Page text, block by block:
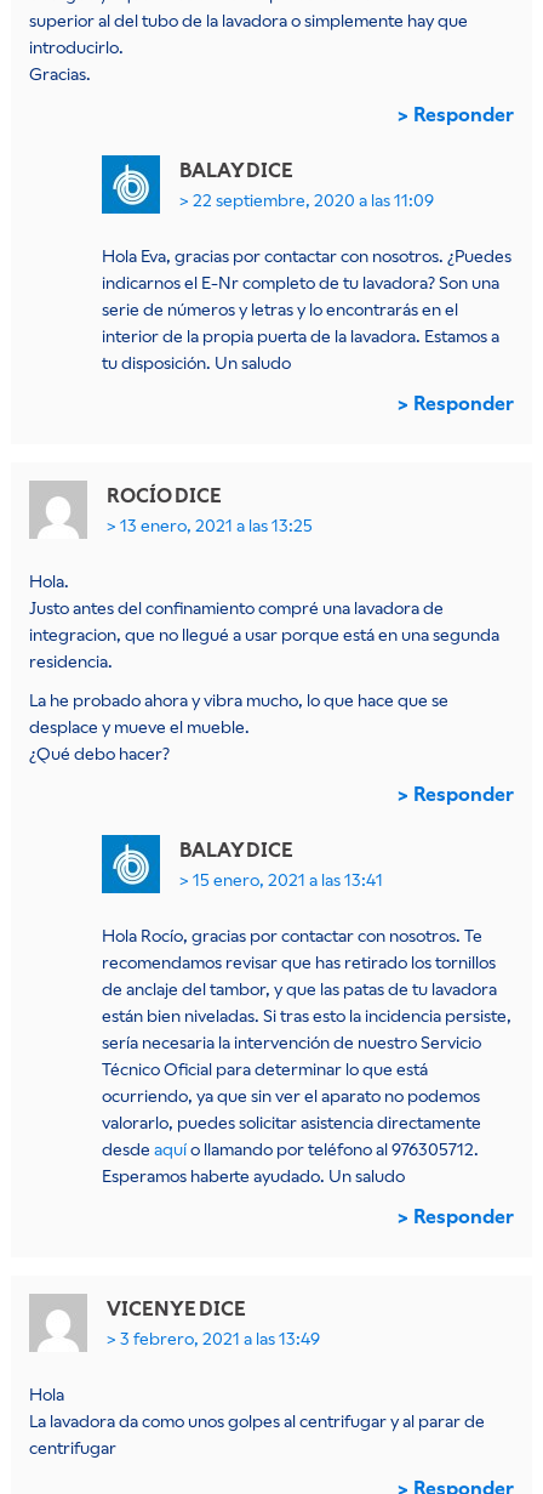
superior al del tubo de la lavadora o simplemente hay que
introducirlo.
Gracias.
Responder
BALAYDICE
22 septiembre, 2020 a las 11:09
Hola Eva, gracias por contactar con nosotros. ¿Puedes
indicarnos el E-Nr completo de tu lavadora? Son una
serie de números y letras y lo encontrarás en el
interior de la propia puerta de la lavadora. Estamos a
tu disposición. Un saludo
Responder
ROCÍODICE
13 enero, 2021 a las 13:25
Hola.
Justo antes del confinamiento compré una lavadora de
integracion, que no llegué a usar porque está en una segunda
residencia.
La he probado ahora y vibra mucho, lo que hace que se
desplace y mueve el mueble.
¿Qué debo hacer?
Responder
BALAYDICE
15 enero, 2021 a las 13:41
Hola Rocío, gracias por contactar con nosotros. Te
recomendamos revisar que has retirado los tornillos
de anclaje del tambor, y que las patas de tu lavadora
están bien niveladas. Si tras esto la incidencia persiste,
sería necesaria la intervención de nuestro Servicio
Técnico Oficial para determinar lo que está
ocurriendo, ya que sin ver el aparato no podemos
valorarlo, puedes solicitar asistencia directamente
desde aquío llamando por teléfono al 976305712.
Esperamos haberte ayudado. Un saludo
Responder
VICENYE DICE
3 febrero, 2021 a las 13:49
Hola
La lavadora da como unos golpes al centrifugar y al parar de
centrifugar
Responder